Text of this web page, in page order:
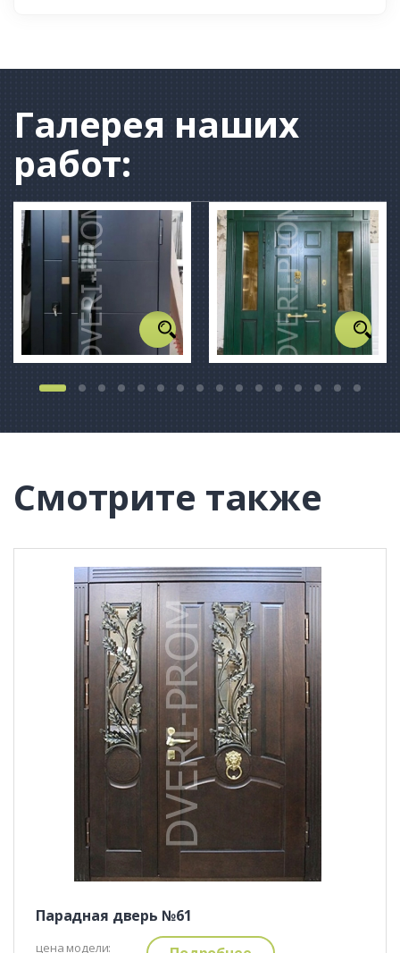
Галерея наших
работ:
Смотрите также
Парадная дверь №61
цена модели: